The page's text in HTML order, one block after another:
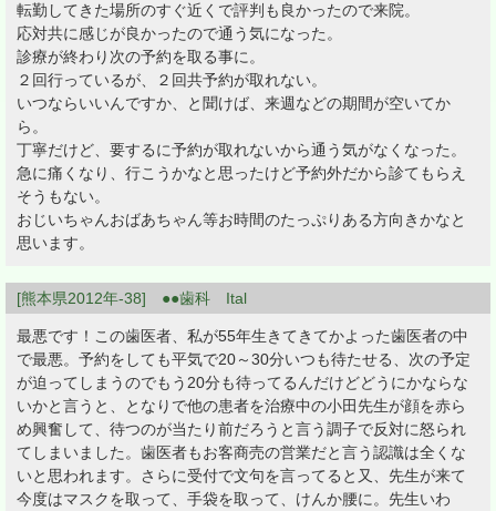
転勤してきた場所のすぐ近くで評判も良かったので来院。
応対共に感じが良かったので通う気になった。
診療が終わり次の予約を取る事に。
２回行っているが、２回共予約が取れない。
いつならいいんですか、と聞けば、来週などの期間が空いてか
ら。
丁寧だけど、要するに予約が取れないから通う気がなくなった。
急に痛くなり、行こうかなと思ったけど予約外だから診てもらえ
そうもない。
おじいちゃんおばあちゃん等お時間のたっぷりある方向きかなと
思います。
[熊本県2012年-38] ●●歯科 Ital
最悪です！この歯医者、私が55年生きてきてかよった歯医者の中
で最悪。予約をしても平気で20～30分いつも待たせる、次の予定
が迫ってしまうのでもう20分も待ってるんだけどどうにかならな
いかと言うと、となりで他の患者を治療中の小田先生が顔を赤ら
め興奮して、待つのが当たり前だろうと言う調子で反対に怒られ
てしまいました。歯医者もお客商売の営業だと言う認識は全くな
いと思われます。さらに受付で文句を言ってると又、先生が来て
今度はマスクを取って、手袋を取って、けんか腰に。先生いわ